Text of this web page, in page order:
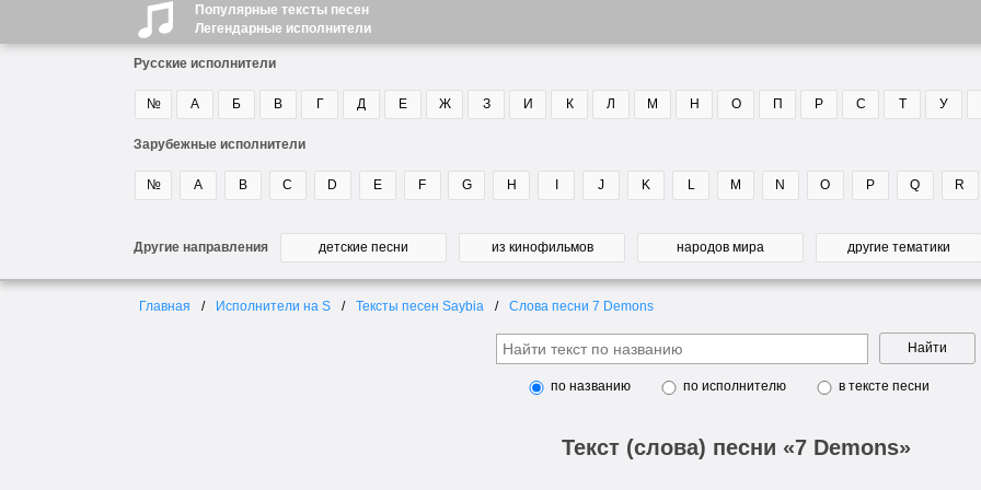
Популярные тексты песен
Легендарные исполнители
Русские исполнители
№ А Б В Г Д Е Ж З И К Л М Н О П Р С Т У
Зарубежные исполнители
№ A B C D E F G H J K L M N O P Q R
Другие направления детские песни из кинофильмов народов мира другие тематики
Главная Исполнители на S Тексты песен Saybia Слова песни 7 Demons
Найти
по названию по исполнителю в тексте песни
Текст (слова) песни «7 Demons»